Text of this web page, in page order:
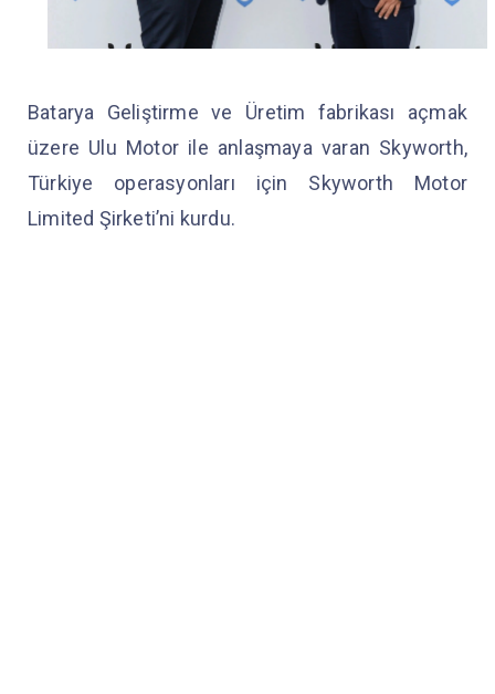
Batarya Geliştirme ve Üretim fabrikası açmak
üzere Ulu Motor ile anlaşmaya varan Skyworth,
Türkiye operasyonları için Skyworth Motor
Limited Şirketi’ni kurdu.